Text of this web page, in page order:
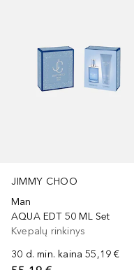
JIMMY CHOO
Man
AQUA EDT 50 ML Set
Kvepalų rinkinys
30 d. min. kaina 55,19 €